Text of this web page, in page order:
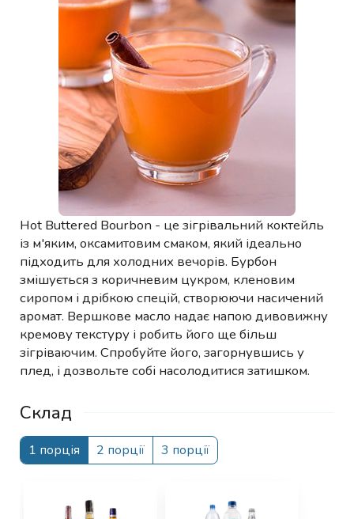
Hot Buttered Bourbon - це зігрівальний коктейль
із м'яким, оксамитовим смаком, який ідеально
підходить для холодних вечорів. Бурбон
змішується з коричневим цукром, кленовим
сиропом і дрібкою спецій, створюючи насичений
аромат. Вершкове масло надає напою дивовижну
кремову текстуру і робить його ще більш
зігріваючим. Спробуйте його, загорнувшись у
плед, і дозвольте собі насолодитися затишком.
Склад
1 порція 2 порції 3 порції